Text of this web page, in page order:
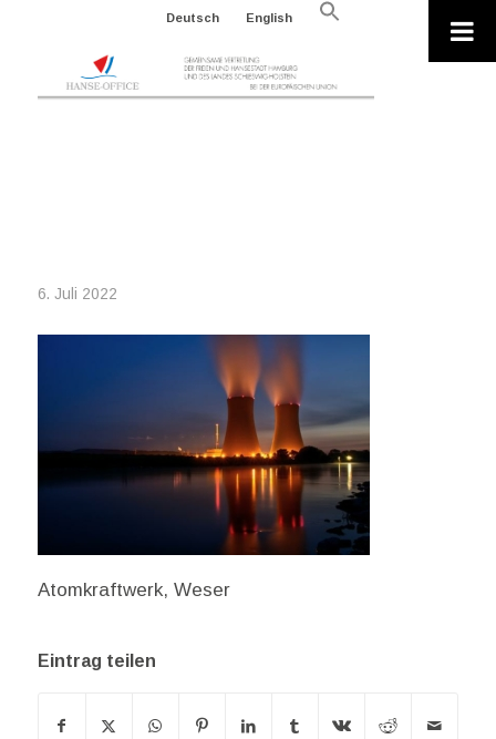
Deutsch English
Search
6. Juli 2022
Atomkraftwerk, Weser
Eintrag teilen